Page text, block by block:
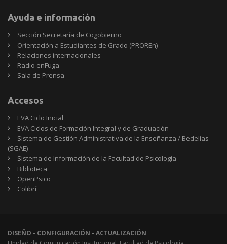
Ayuda e información
Sección Secretaría de Cogobierno
Orientación a Estudiantes de Grado (PROREn)
Relaciones internacionales
Radio enFuga
Sala de Prensa
Accesos
EVA Ciclo Inicial
EVA Ciclos de Formación Integral y de Graduación
Sistema de Gestión Administrativa de la Enseñanza / Bedelías
(SGAE)
Sistema de Información de la Facultad de Psicología
Biblioteca
OpenPsico
Colibrí
DISEÑO - CONFIGURACIÓN - ACTUALIZACIÓN